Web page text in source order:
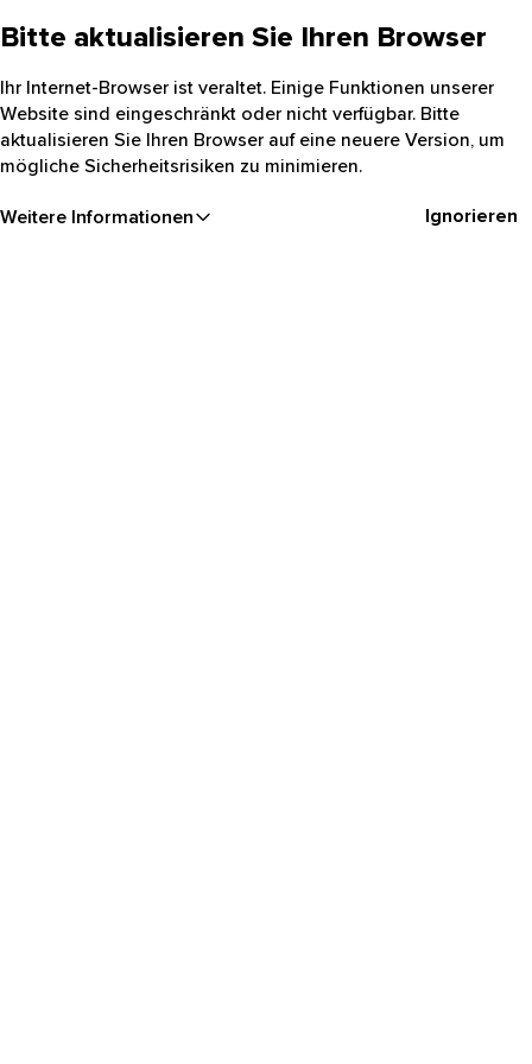
Bitte aktualisieren Sie Ihren Browser
Ihr Internet-Browser ist veraltet. Einige Funktionen unserer
Website sind eingeschränkt oder nicht verfügbar. Bitte
aktualisieren Sie Ihren Browser auf eine neuere Version, um
mögliche Sicherheitsrisiken zu minimieren.
Weitere Informationen Ignorieren